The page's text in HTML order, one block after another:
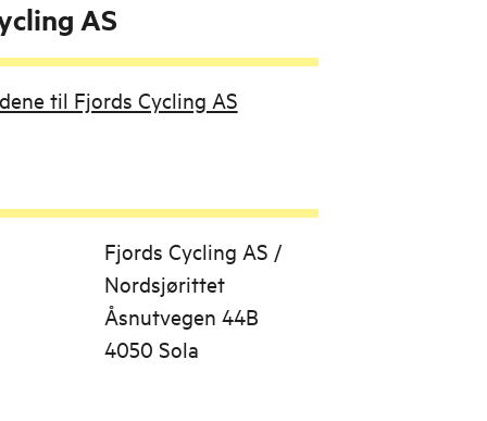
AS
til Fjords Cycling AS
Fjords Cycling AS /
Nordsjørittet
Åsnutvegen 44B
4050 Sola